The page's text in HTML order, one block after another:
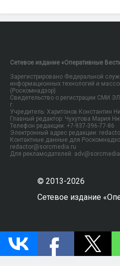
Сетевое издание «Оперативные
Зарегистрировано Федеральной
информационных технологий и
(Роскомнадзор).
Свидетельство о регистрации СМИ
г.
Учредитель: Харитонов Константин
Главный редактор: Чухутова Мария
Телефон редакции: +7-937-396-77-86
Электронный адрес редакции:
Контактные данные для
redactor@sorcmedia.ru
Для рекламодателей:
© 2013-2026
Сетевое издание